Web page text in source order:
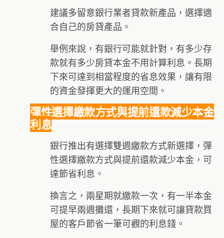
建議多留意銀行業者貸款新產品，選擇適
合自己的房貸產品。
舉例來說，有銀行可能就針對，有多少存
款就有多少房貸本金不用計算利息。長期
下來可達到相當程度的省息效果，讓有限
的資金發揮更大的運用空間。
彈性選擇繳款方式與提前還款減少本金
利息
銀行推出有選擇雙週繳款方式新選擇，彈
性選擇繳款方式與提前還款減少本金，可
達節省利息。
換言之，兩星期就繳款一次，有一半本金
可提早兩週攤還，長期下來就可讓貸款買
屋的客戶節省一筆可觀的利息錢。